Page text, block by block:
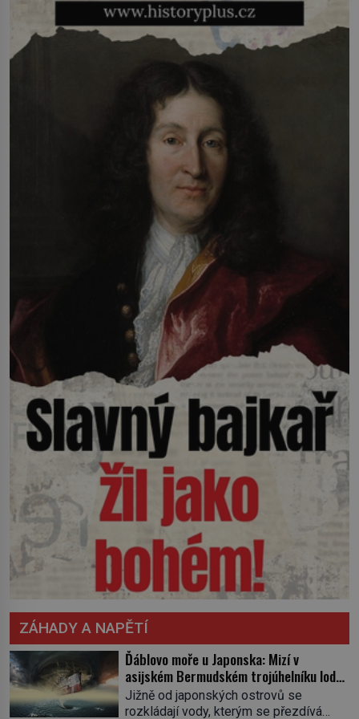
ZÁHADY A NAPĚTÍ
Ďáblovo moře u Japonska: Mizí v
asijském Bermudském trojúhelníku lodě
ve spárech neznámé síly?
Jižně od japonských ostrovů se
rozkládají vody, kterým se přezdívá